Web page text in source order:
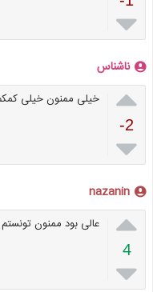

ناشناس

-2

خیلی ممنون خیلی
nazanin

4

عالی بود ممنون